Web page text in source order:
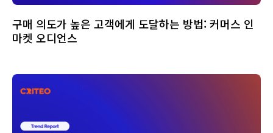
구매 의도가 높은 고객에게 도달하는 방법: 커머스 인
마켓 오디언스